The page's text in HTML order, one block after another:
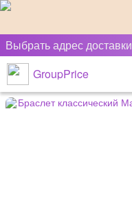
Выбрать адрес доставки
GroupPrice